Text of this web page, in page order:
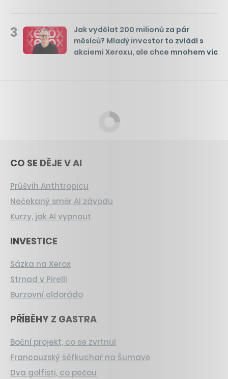
3
Jak vydělat 200 milionů za pár
měsíců? Mladý investor to zvládl s
akciemi Xeroxu, ale chce mnohem víc
CO SE DĚJE V AI
Průšvih Anthtropicu
Nečekaný směr AI závodu
Kurzy, jak AI vypnout
INVESTICE
Sázka na Xerox
Strnad v Pirelli
Burzovní eldorádo
PŘÍBĚHY Z GASTRA
Boční projekt, co se zvrtnul
Francouzský šéfkuchař na Šumavě
Dva golfisti, co pečou